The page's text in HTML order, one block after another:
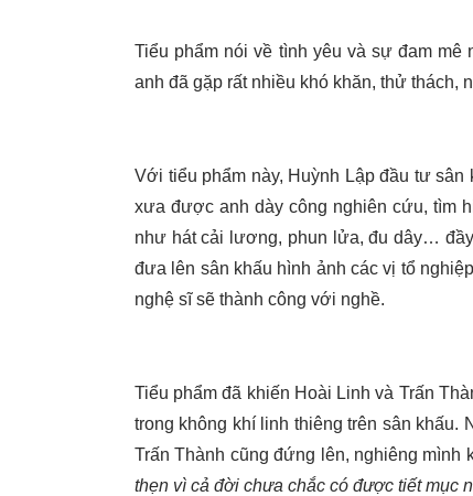
Tiểu phẩm nói về tình yêu và sự đam
anh đã gặp rất nhiều khó khăn, thử
Với tiểu phẩm này, Huỳnh Lập đầu tư
xưa được anh dày công nghiên cứu, tìm
như hát cải lương, phun lửa, đu dây…
đưa lên sân khấu hình ảnh các vị tổ
nghệ sĩ sẽ thành công với nghề.
Tiểu phẩm đã khiến Hoài Linh và Trấn
trong không khí linh thiêng trên sân
Trấn Thành cũng đứng lên, nghiêng mình
thẹn vì cả đời chưa chắc có được tiết mục